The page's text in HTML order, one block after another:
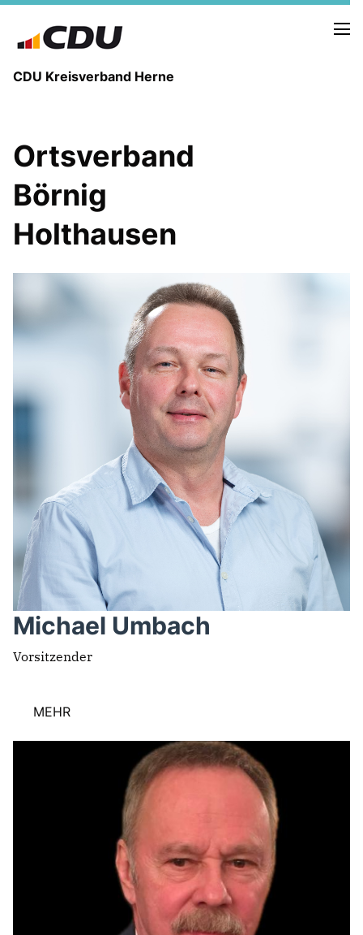
CDU Kreisverband Herne
STADTBEZIRKE
ORTSVERBÄNDE
KREISGESCHÄFTSSTELLE
FOTOS
Ortsverband
Börnig
Holthausen
Michael Umbach
Vorsitzender
MEHR